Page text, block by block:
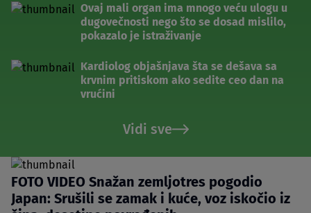
Ovaj mali organ ima mnogo veću ulogu u
dugovečnosti nego što se dosad mislilo,
pokazalo je istraživanje
Kardiolog objašnjava šta se dešava sa
krvnim pritiskom ako sedite ceo dan na
vrućini
Vidi sve
FOTO VIDEO Snažan zemljotres pogodio
Japan: Srušili se zamak i kuće, voz iskočio iz